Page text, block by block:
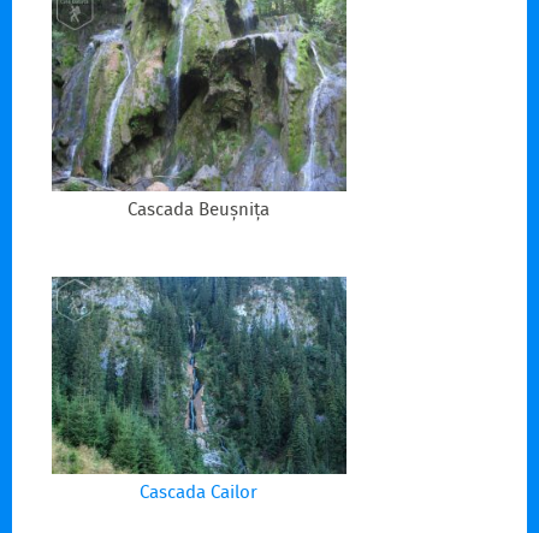
Cascada Beușnița
Cascada Cailor